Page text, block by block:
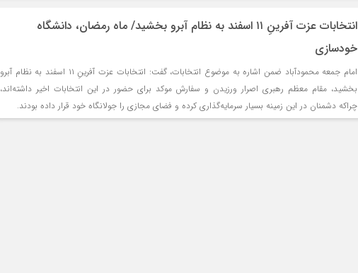
انتخابات عزت آفرینِ ۱۱ اسفند به نظام آبرو بخشید/ ماه رمضان، دانشگاه
خودسازی
امام جمعه محمودآباد ضمن اشاره به موضوع انتخابات، گفت: انتخابات عزت آفرینِ ۱۱ اسفند به نظام آبرو
بخشید، مقام معظم رهبری اصرار ورزیدن و سفارش موکد برای حضور در این انتخابات اخیر داشته‌‎اند،
چراکه دشمنان در این زمینه بسیار سرمایه‌گذاری کرده و فضای مجازی را جولانگاه خود قرار داده بودند.